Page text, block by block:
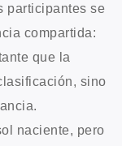
participantes se
compartida:
que la
sino
naciente, pero